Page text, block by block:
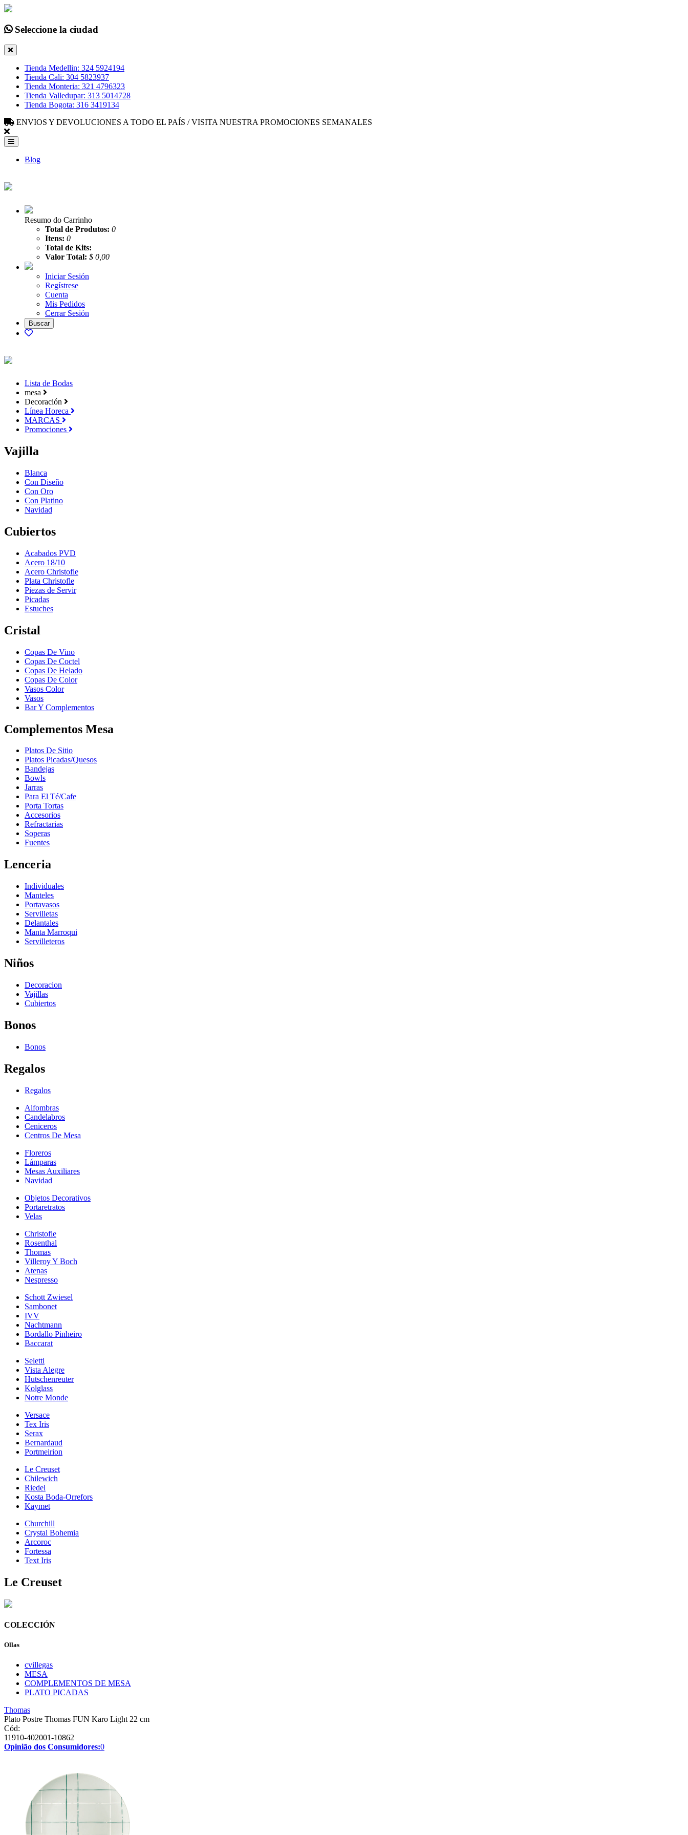
Seleccione la ciudad
Tienda Medellin: 324 5924194
Tienda Cali: 304 5823937
Tienda Monteria: 321 4796323
Tienda Valledupar: 313 5014728
Tienda Bogota: 316 3419134
ENVIOS Y DEVOLUCIONES A TODO EL PAÍS / VISITA NUESTRA PROMOCIONES SEMANALES
Blog
Resumo do Carrinho
Total de Produtos: 0
Itens: 0
Total de Kits:
Valor Total: $ 0,00
Iniciar Sesión
Regístrese
Cuenta
Mis Pedidos
Cerrar Sesión
Lista de Bodas
mesa
Decoración
Línea Horeca
MARCAS
Promociones
Vajilla
Blanca
Con Diseño
Con Oro
Con Platino
Navidad
Cubiertos
Acabados PVD
Acero 18/10
Acero Christofle
Plata Christofle
Piezas de Servir
Picadas
Estuches
Cristal
Copas De Vino
Copas De Coctel
Copas De Helado
Copas De Color
Vasos Color
Vasos
Bar Y Complementos
Complementos Mesa
Platos De Sitio
Platos Picadas/Quesos
Bandejas
Bowls
Jarras
Para El Té/Cafe
Porta Tortas
Accesorios
Refractarias
Soperas
Fuentes
Lenceria
Individuales
Manteles
Portavasos
Servilletas
Delantales
Manta Marroqui
Servilleteros
Niños
Decoracion
Vajillas
Cubiertos
Bonos
Bonos
Regalos
Regalos
Alfombras
Candelabros
Ceniceros
Centros De Mesa
Floreros
Lámparas
Mesas Auxiliares
Navidad
Objetos Decorativos
Portaretratos
Velas
Christofle
Rosenthal
Thomas
Villeroy Y Boch
Atenas
Nespresso
Schott Zwiesel
Sambonet
IVV
Nachtmann
Bordallo Pinheiro
Baccarat
Seletti
Vista Alegre
Hutschenreuter
Kolglass
Notre Monde
Versace
Tex Iris
Serax
Bernardaud
Portmeirion
Le Creuset
Chilewich
Riedel
Kosta Boda-Orrefors
Kaymet
Churchill
Crystal Bohemia
Arcoroc
Fortessa
Text Iris
Le Creuset
COLECCIÓN
Ollas
cvillegas
MESA
COMPLEMENTOS DE MESA
PLATO PICADAS
Thomas
Plato Postre Thomas FUN Karo Light 22 cm
Cód:
11910-402001-10862
Opinião dos Consumidores:0